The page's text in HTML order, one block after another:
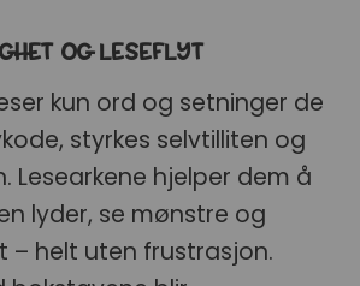
OG LESEFLYT
kun ord og setninger de
styrkes selvtilliten og
Lesearkene hjelper dem å
lyder, se mønstre og
– helt uten frustrasjon.